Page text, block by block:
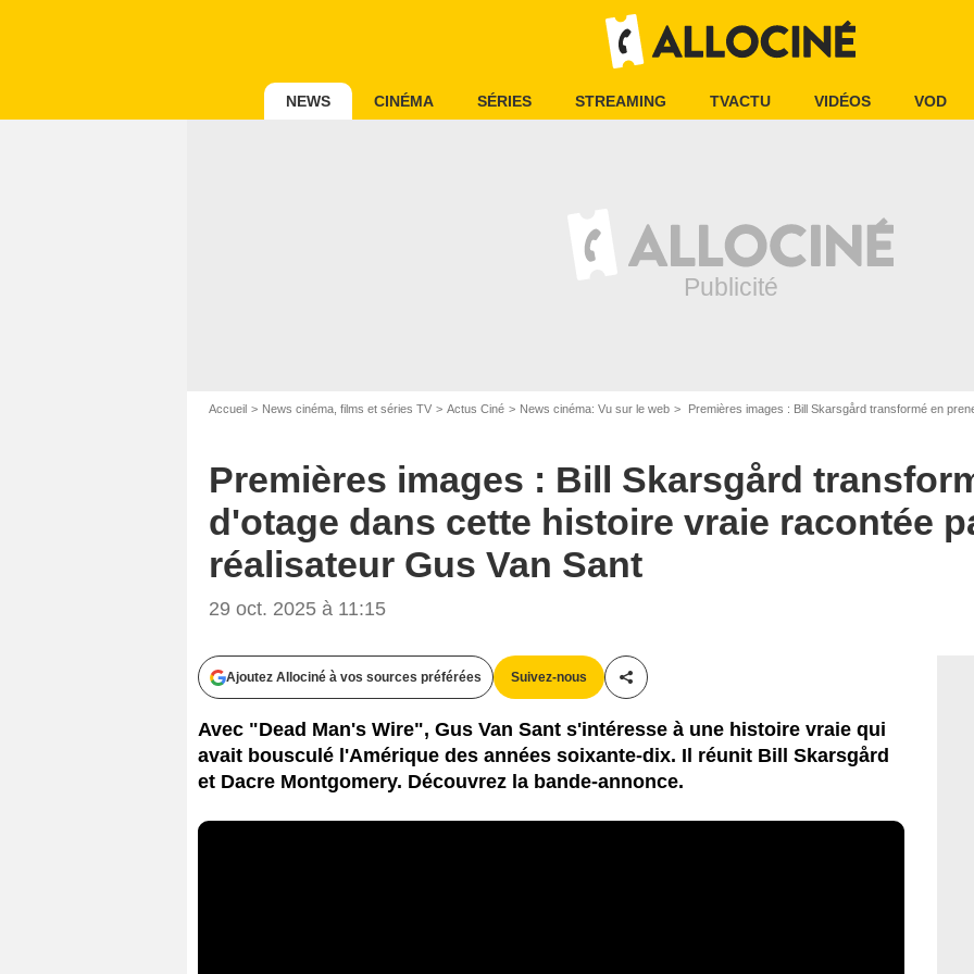
NEWS CINÉMA SÉRIES STREAMING TVACTU VIDÉOS VOD
Accueil News cinéma, films et séries TV Actus Ciné News cinéma: Vu sur le web Premières images : Bill Skarsgård transformé en preneur d'otage
Premières images : Bill Skarsgård
d'otage dans cette histoire vraie racontée
réalisateur Gus Van Sant
29 oct. 2025 à 11:15
Ajoutez Allociné à vos sources préférées Suivez-nous
Partager cet article
Avec "Dead Man's Wire", Gus Van Sant s'intéresse à une histoire vraie qui
avait bousculé l'Amérique des années soixante-dix. Il réunit Bill Skarsgård
et Dacre Montgomery. Découvrez la bande-annonce.